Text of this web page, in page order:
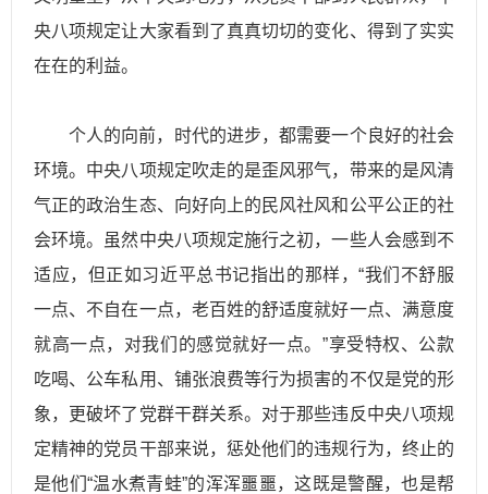
央八项规定让大家看到了真真切切的变化、得到了实实
在在的利益。
个人的向前，时代的进步，都需要一个良好的社会
环境。中央八项规定吹走的是歪风邪气，带来的是风清
气正的政治生态、向好向上的民风社风和公平公正的社
会环境。虽然中央八项规定施行之初，一些人会感到不
适应，但正如习近平总书记指出的那样，“我们不舒服
一点、不自在一点，老百姓的舒适度就好一点、满意度
就高一点，对我们的感觉就好一点。”享受特权、公款
吃喝、公车私用、铺张浪费等行为损害的不仅是党的形
象，更破坏了党群干群关系。对于那些违反中央八项规
定精神的党员干部来说，惩处他们的违规行为，终止的
是他们“温水煮青蛙”的浑浑噩噩，这既是警醒，也是帮